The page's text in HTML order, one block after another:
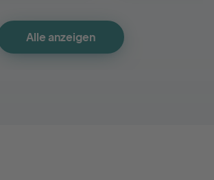
Alle anzeigen